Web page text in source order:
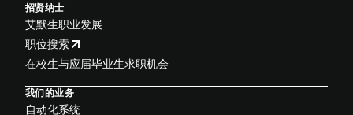
招贤纳士
艾默生职业发展
职位搜索
在校生与应届毕业生求职机会
我们的业务
自动化系统